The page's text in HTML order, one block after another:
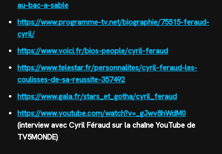
au-bac-a-sable
https://www.programme-tv.net/biographie/75515-feraud-
cyril/
https://www.voici.fr/bios-people/cyril-feraud
https://www.telestar.fr/personnalites/cyril-feraud-les-
coulisses-de-sa-reussite-357492
https://www.gala.fr/stars_et_gotha/cyril_feraud
https://www.youtube.com/watch?v=_gJwv8hWdM0
(interview avec Cyril Féraud sur la chaîne YouTube de
TV5MONDE)